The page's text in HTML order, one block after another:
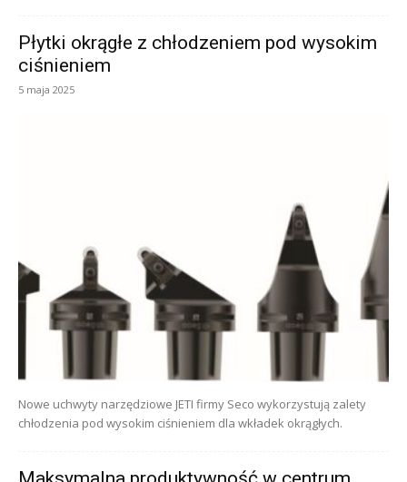
Płytki okrągłe z chłodzeniem pod wysokim
ciśnieniem
5 maja 2025
Nowe uchwyty narzędziowe JETI firmy Seco wykorzystują zalety
chłodzenia pod wysokim ciśnieniem dla wkładek okrągłych.